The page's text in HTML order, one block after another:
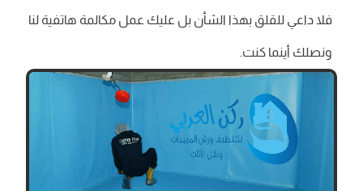
فلا داعي للقلق بهذا الشأن بل عليك عمل مكالمة هاتفية لنا
ونصلك أينما كنت.